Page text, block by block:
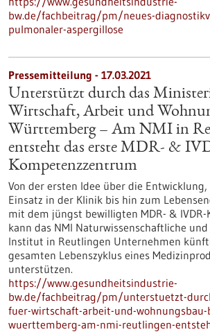
bw.de/fachbeitrag/pm/neues-
pulmonaler-aspergillose
Pressemitteilung - 17.03.2021
Unterstützt durch das
Wirtschaft, Arbeit und
Württemberg – Am NMI in
entsteht das erste MDR- &
Kompetenzzentrum
Von der ersten Idee über die Entwicklung,
Einsatz in der Klinik bis hin zum
mit dem jüngst bewilligten MDR- &
kann das NMI Naturwissenschaftliche
Institut in Reutlingen Unternehmen
gesamten Lebenszyklus eines
unterstützen.
https://www.gesundheitsindustrie-
bw.de/fachbeitrag/pm/unterstuetzt-
fuer-wirtschaft-arbeit-und-wohnungsbau-
wuerttemberg-am-nmi-reutlingen-